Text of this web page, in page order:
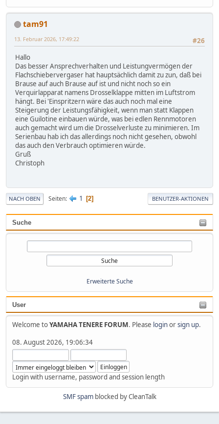
Suche
Erweiterte Suche
User
Welcome toYAMAHA TENERE FORUM. Please loginorsign up.
08. August 2026, 19:06:34
Login with username, password and session length
tam91
#26
13. Februar 2026, 17:49:22
Hallo
Das besser Ansprechverhalten und Leistungvermögen der
Flachschiebervergaser hat hauptsächlich damit zu zun, daß bei
Brause auf auch Brause auf ist und nicht noch so ein
Verquirlapparat namens Drosselklappe mitten im Luftstrom
hängt. Bei 'Einspritzern wäre das auch noch mal eine
Steigerung der Leistungsfähigkeit, wenn man statt Klappen
eine Guilotine einbauen würde, was bei edlen Rennmotoren
auch gemacht wird um die Drosselverluste zu minimieren. Im
Serienbau hab ich das allerdings noch nicht gesehen, obwohl
das auch den Verbrauch optimieren würde.
Gruß
Christoph
NACH OBEN Seiten 1 2 BENUTZER-AKTIONEN
SMF spamblocked by CleanTalk